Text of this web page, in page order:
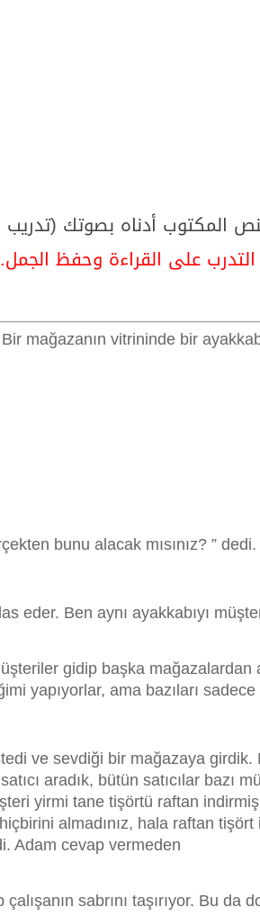
المكتوب أدناه بصوتك
على القراءة وحفظ الجمل.
mağazanın vitrininde bir
bunu alacak mısınız? ” dedi.
eder. Ben aynı ayakkabıyı
gidip başka
yapıyorlar, ama bazıları
ve sevdiği bir mağazaya
aradık, bütün satıcılar bazı
yirmi tane tişörtü raftan
almadınız, hala raftan
Adam cevap vermeden
sabrını taşırıyor. Bu da